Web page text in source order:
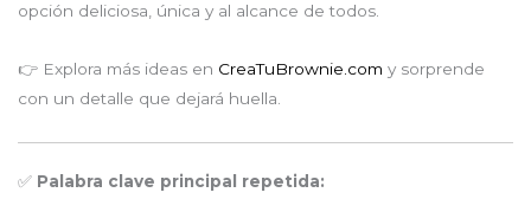
opción deliciosa, única y al alcance de todos.
👉 Explora más ideas en CreaTuBrownie.com y sorprende
con un detalle que dejará huella.
✅ Palabra clave principal repetida: